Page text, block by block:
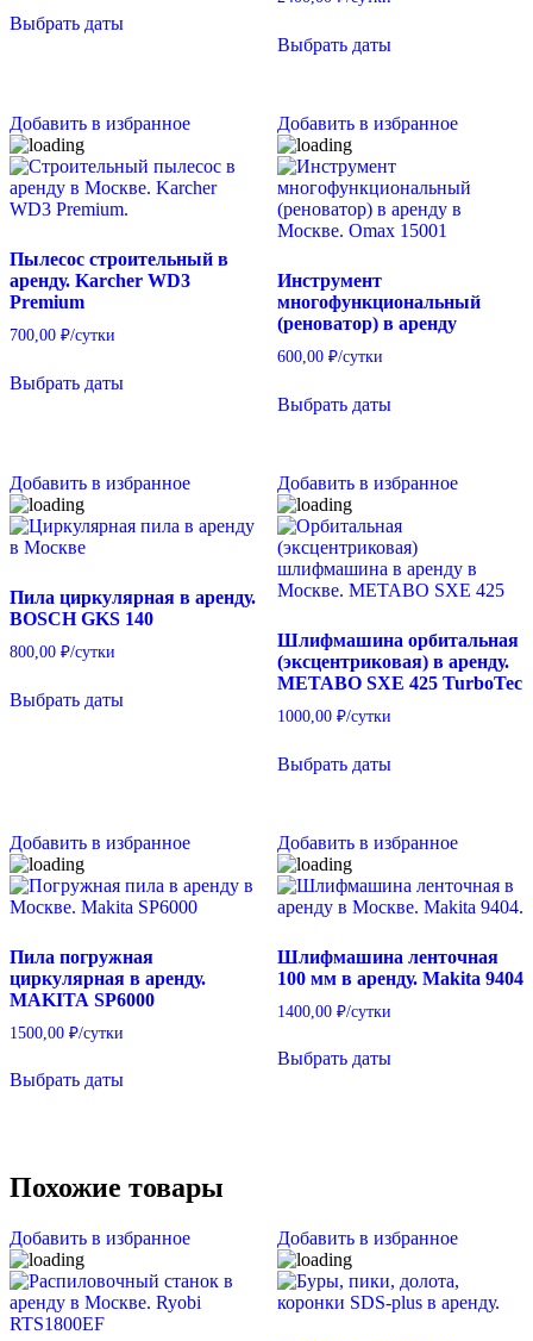
Выбрать даты
Выбрать даты
Добавить в избранное
Пылесос строительный в
аренду. Karcher WD3
Premium
700,00 ₽/сутки
Выбрать даты
Добавить в избранное
Инструмент
многофункциональный
(реноватор) в аренду
600,00 ₽/сутки
Выбрать даты
Добавить в избранное
Пила циркулярная в аренду.
BOSCH GKS 140
800,00 ₽/сутки
Выбрать даты
Добавить в избранное
Шлифмашина орбитальная
(эксцентриковая) в аренду.
METABO SXE 425 TurboTec
1000,00 ₽/сутки
Выбрать даты
Добавить в избранное
Пила погружная
циркулярная в аренду.
MAKITA SP6000
1500,00 ₽/сутки
Выбрать даты
Добавить в избранное
Шлифмашина ленточная
100 мм в аренду. Makita 9404
1400,00 ₽/сутки
Выбрать даты
Похожие товары
Добавить в избранное Добавить в избранное